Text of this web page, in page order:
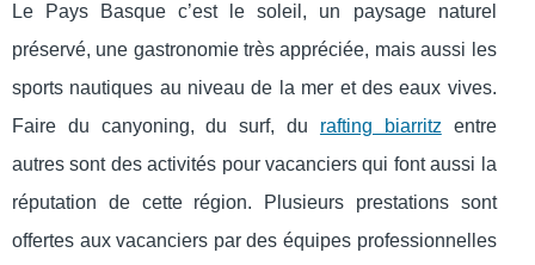
Le Pays Basque c’est le soleil, un paysage naturel
préservé, une gastronomie très appréciée, mais aussi les
sports nautiques au niveau de la mer et des eaux vives.
Faire du canyoning, du surf, du rafting biarritz entre
autres sont des activités pour vacanciers qui font aussi la
réputation de cette région. Plusieurs prestations sont
offertes aux vacanciers par des équipes professionnelles